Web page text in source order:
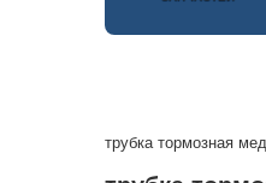
трубка тормозная